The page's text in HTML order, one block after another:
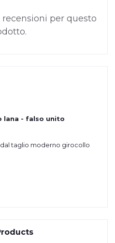
per questo
lana - falso unito
taglio moderno girocollo